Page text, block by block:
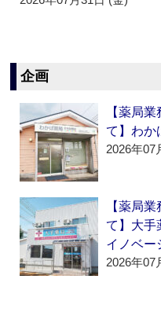
企画
【薬局
て】わか
2026年07
【薬局
て】大手
イノベー
2026年07